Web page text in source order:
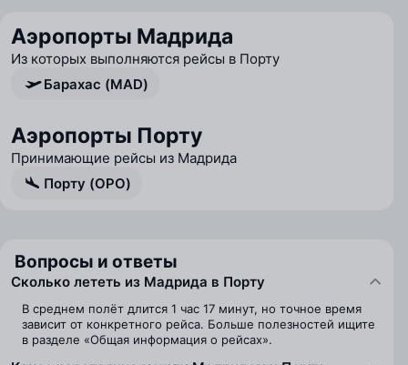
Аэропорты Мадрида
Из которых выполняются рейсы в Порту
Барахас (MAD)
Аэропорты Порту
Принимающие рейсы из Мадрида
Порту (OPO)
Вопросы и ответы
Сколько лететь из Мадрида в Порту
В среднем полёт длится 1 час 17 минут, но точное время
зависит от конкретного рейса. Больше полезностей ищите
в разделе «Общая информация о рейсах».